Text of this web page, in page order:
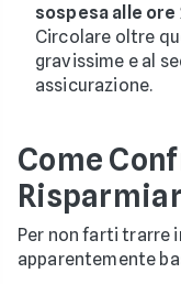
sospesa alle
Circolare oltre
gravissime e al
assicurazione.
Come
Per non farti trarre
apparentemente